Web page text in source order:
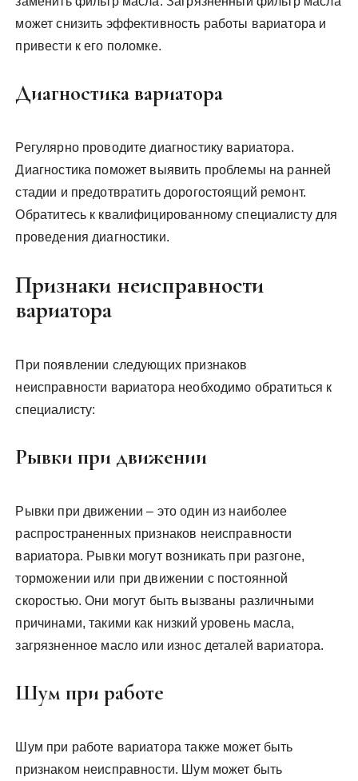
может снизить эффективность работы вариатора и
привести к его поломке.
Диагностика вариатора
Регулярно проводите диагностику вариатора.
Диагностика поможет выявить проблемы на ранней
стадии и предотвратить дорогостоящий ремонт.
Обратитесь к квалифицированному специалисту для
проведения диагностики.
Признаки неисправности
вариатора
При появлении следующих признаков
неисправности вариатора необходимо обратиться к
специалисту:
Рывки при движении
Рывки при движении – это один из наиболее
распространенных признаков неисправности
вариатора. Рывки могут возникать при разгоне,
торможении или при движении с постоянной
скоростью. Они могут быть вызваны различными
причинами, такими как низкий уровень масла,
загрязненное масло или износ деталей вариатора.
Шум при работе
Шум при работе вариатора также может быть
признаком неисправности. Шум может быть